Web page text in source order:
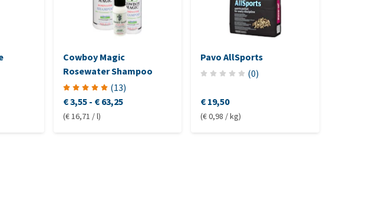
Cowboy Magic
Rosewater Shampoo
(13)
€ 3,55 - € 63,25
(€ 16,71 / l)
Pavo AllSports
(0)
€ 19,50
(€ 0,98 / kg)